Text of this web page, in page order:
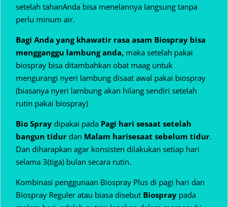
setelah tahanAnda bisa menelannya langsung tanpa
perlu minum air.
Bagi Anda yang khawatir rasa asam Biospray bisa
mengganggu lambung anda, maka setelah pakai
biospray bisa ditambahkan obat maag untuk
mengurangi nyeri lambung disaat awal pakai biospray
(biasanya nyeri lambung akan hilang sendiri setelah
rutin pakai biospray)
Bio Spray dipakai pada Pagi hari sesaat setelah
bangun tidur dan Malam harisesaat sebelum tidur.
Dan diharapkan agar konsisten dilakukan setiap hari
selama 3(tiga) bulan secara rutin.
Kombinasi penggunaan Biospray Plus di pagi hari dan
Biospray Reguler atau biasa disebut Biospray pada